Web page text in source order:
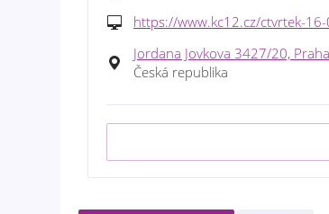
https://www.kc12.cz/ctvrtek-
Jordana Jovkova 3427/20,
Česká republika